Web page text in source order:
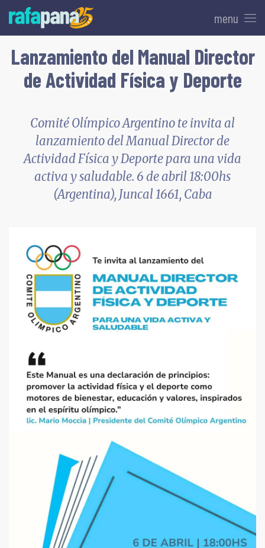
menu
Lanzamiento del Manual Director
de Actividad Física y Deporte
Comité Olímpico Argentino te invita al
lanzamiento del Manual Director de
Actividad Física y Deporte para una vida
activa y saludable. 6 de abril 18:00hs
(Argentina), Juncal 1661, Caba